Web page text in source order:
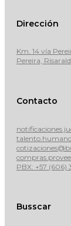
Dirección
Km. 14 vía
Pereira,
Contacto
PBX: +57 (606)
Busscar